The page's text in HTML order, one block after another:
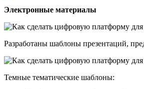
Электронные материалы
Разработаны шаблоны презентаций,
Темные тематические шаблоны: